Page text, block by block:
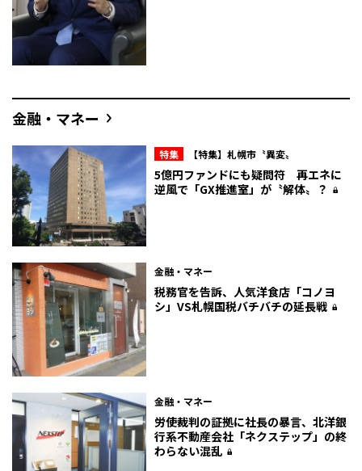
金融・マネー
特集 【特集】札幌市〝異変〟
5億円ファンドにも疑問符 再エネに
逆風で「GX推進室」が〝解体〟？
金融・マネー
税務官を告訴、人気洋食店「コノヨ
シ」VS札幌国税バチバチの延長戦
金融・マネー
労使裁判の証拠に社長の暴言、北洋銀
行系不動産会社「ネクステップ」の終
わらない混乱